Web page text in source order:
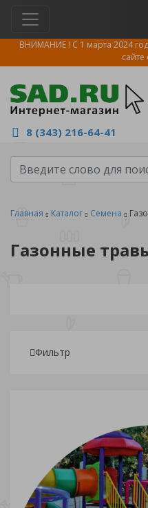
ВНИМАНИЕ ! С 1 марта 2024
сайте
8 (343) 216-64-41
Главная Каталог Семена
Газонные
Фильтр
31 5 472.50 10 914 16